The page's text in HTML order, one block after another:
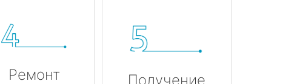
Ремонт
Получение